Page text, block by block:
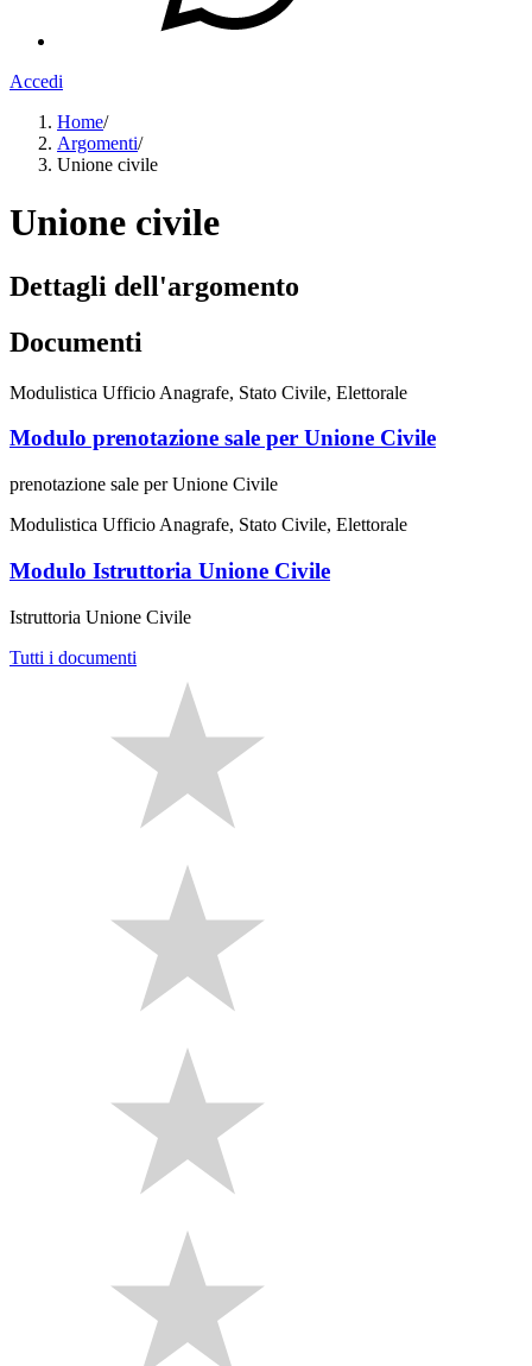
Accedi
Home/
Argomenti/
Unione civile
Unione civile
Dettagli dell'argomento
Documenti
Modulistica Ufficio Anagrafe, Stato Civile, Elettorale
Modulo prenotazione sale per Unione Civile
prenotazione sale per Unione Civile
Modulistica Ufficio Anagrafe, Stato Civile, Elettorale
Modulo Istruttoria Unione Civile
Istruttoria Unione Civile
Tutti i documenti